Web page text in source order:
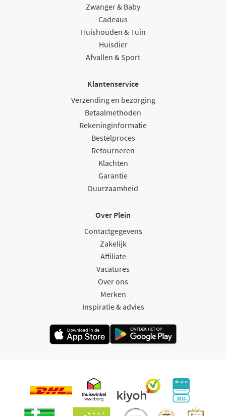
Zwanger & Baby
Cadeaus
Huishouden & Tuin
Huisdier
Afvallen & Sport
Klantenservice
Verzending en bezorging
Betaalmethoden
Rekeninginformatie
Bestelproces
Retourneren
Klachten
Garantie
Duurzaamheid
Over Plein
Contactgegevens
Zakelijk
Affiliate
Vacatures
Over ons
Merken
Inspiratie & advies